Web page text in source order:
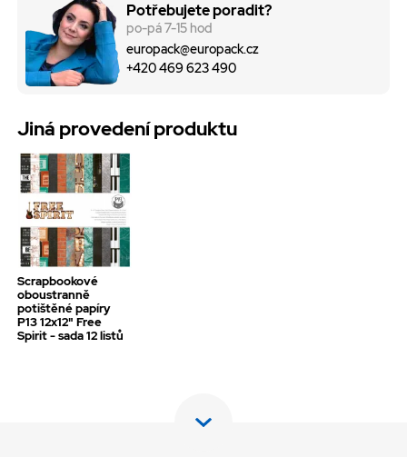
Potřebujete poradit?
po-pá 7-15 hod
europack@europack.cz
+420 469 623 490
Jiná provedení produktu
Scrapbookové
oboustranně
potištěné papíry
P13 12x12" Free
Spirit - sada 12 listů